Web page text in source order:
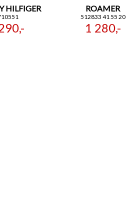
HILFIGER ROAMER
512833 41 55 20
1 280,-